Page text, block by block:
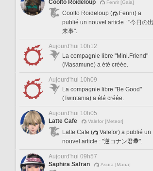
Coolto Roideloup
Fenrir [Gaia]
Coolto Roideloup (
Fenrir) a
publié un nouvel article : "今日の出
来事".
Aujourd'hui 10h12
La compagnie libre "Mini.Friend"
(Masamune) a été créée.
Aujourd'hui 10h09
La compagnie libre "Be Good"
(Twintania) a été créée.
Aujourd'hui 10h05
Latte Cafe
Valefor [Meteor]
Latte Cafe (
Valefor) a publié un
nouvel article : "逆コナン君🕵️".
Aujourd'hui 09h57
Saphira Safran
Asura [Mana]